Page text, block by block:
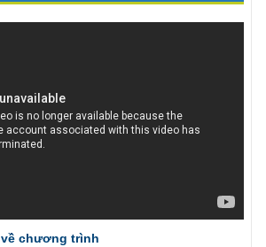
về chương trình